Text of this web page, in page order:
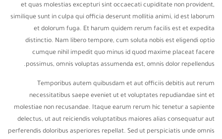
et quas molestias excepturi sint occaecati cupiditate non provident,
similique sunt in culpa qui officia deserunt mollitia animi, id est laborum
et dolorum fuga. Et harum quidem rerum facilis est et expedita
distinctio. Nam libero tempore, cum soluta nobis est eligendi optio
cumque nihil impedit quo minus id quod maxime placeat facere
possimus, omnis voluptas assumenda est, omnis dolor repellendus.
Temporibus autem quibusdam et aut officiis debitis aut rerum
necessitatibus saepe eveniet ut et voluptates repudiandae sint et
molestiae non recusandae. Itaque earum rerum hic tenetur a sapiente
delectus, ut aut reiciendis voluptatibus maiores alias consequatur aut
perferendis doloribus asperiores repellat. Sed ut perspiciatis unde omnis